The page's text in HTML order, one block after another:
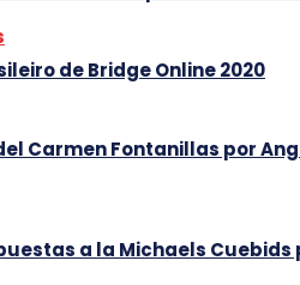
de Bridge Online 2020
Carmen Fontanillas por
a la Michaels Cuebids